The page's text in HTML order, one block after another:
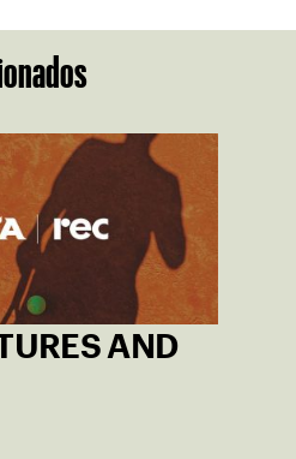
AND